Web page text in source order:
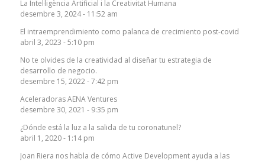
La Intel·ligència Artificial i la Creativitat Humana
desembre 3, 2024 - 11:52 am
El intraemprendimiento como palanca de crecimiento post-covid
abril 3, 2023 - 5:10 pm
No te olvides de la creatividad al diseñar tu estrategia de
desarrollo de negocio.
desembre 15, 2022 - 7:42 pm
Aceleradoras AENA Ventures
desembre 30, 2021 - 9:35 pm
¿Dónde está la luz a la salida de tu coronatunel?
abril 1, 2020 - 1:14 pm
Joan Riera nos habla de cómo Active Development ayuda a las